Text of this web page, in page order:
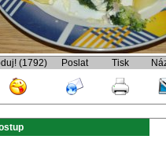
(1792) Poslat Tisk